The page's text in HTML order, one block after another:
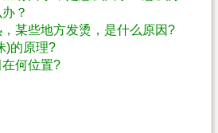
？
某些地方发烫，是什么原因?
)的原理?
在何位置?